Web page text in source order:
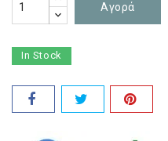
Αγορά
In Stock